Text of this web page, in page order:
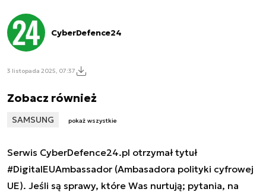
CyberDefence24
3 listopada 2025, 07:37
Zobacz również
SAMSUNG pokaż wszystkie
Serwis CyberDefence24.pl otrzymał tytuł
#DigitalEUAmbassador (Ambasadora polityki cyfrowej
UE). Jeśli są sprawy, które Was nurtują; pytania, na